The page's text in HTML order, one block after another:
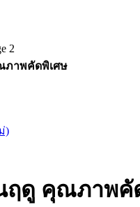
ภาพคัดพิเศษ
ฤดู คุณภาพคั